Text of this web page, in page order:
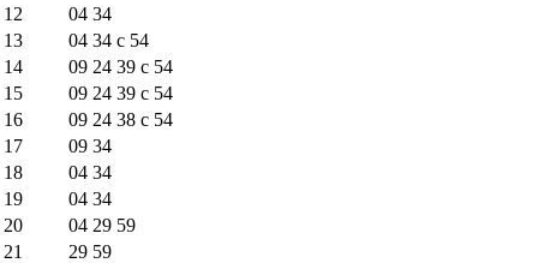
12
04 34
13
04 34 c 54
14
09 24 39 c 54
15
09 24 39 c 54
16
09 24 38 c 54
17
09 34
18
04 34
19
04 34
20
04 29 59
21
29 59